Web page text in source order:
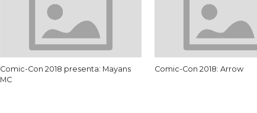
Comic-Con 2018 presenta: Mayans
MC
Comic-Con 2018: Arrow